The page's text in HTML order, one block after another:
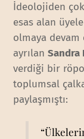
İdeolojiden
esas alan
olmaya devam
ayrılanSandra
verdiği bir
toplumsal
paylaşmıştı: